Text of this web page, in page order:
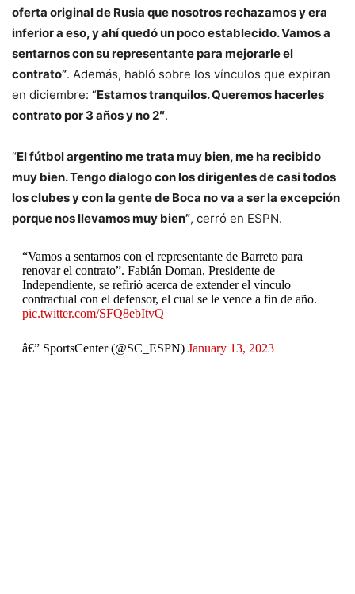
oferta original de Rusia que nosotros rechazamos y era
inferior a eso, y ahí quedó un poco establecido. Vamos a
sentarnos con su representante para mejorarle el
contrato”. Además, habló sobre los vínculos que expiran
en diciembre: “Estamos tranquilos. Queremos hacerles
contrato por 3 años y no 2″.
“El fútbol argentino me trata muy bien, me ha recibido
muy bien. Tengo dialogo con los dirigentes de casi todos
los clubes y con la gente de Boca no va a ser la excepción
porque nos llevamos muy bien”, cerró en ESPN.
“Vamos a sentarnos con el representante de Barreto para
renovar el contrato”. Fabián Doman, Presidente de
Independiente, se refirió acerca de extender el vínculo
contractual con el defensor, el cual se le vence a fin de año.
pic.twitter.com/SFQ8ebItvQ
â€” SportsCenter (@SC_ESPN) January 13, 2023